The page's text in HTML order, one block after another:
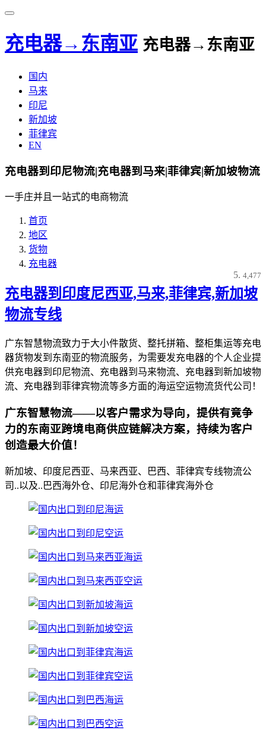
充电器→东南亚 充电器→东南亚
国内
马来
印尼
新加坡
菲律宾
EN
充电器到印尼物流|充电器到马来|菲律宾|新加坡物流
一手庄并且一站式的电商物流
首页
地区
货物
充电器
4,477
充电器到印度尼西亚,马来,菲律宾,新加坡
物流专线
广东智慧物流致力于大小件散货、整托拼箱、整柜集运等充电
器货物发到东南亚的物流服务，为需要发充电器的个人企业提
供充电器到印尼物流、充电器到马来物流、充电器到新加坡物
流、充电器到菲律宾物流等多方面的海运空运物流货代公司！
广东智慧物流——以客户需求为导向，提供有竟争
力的东南亚跨境电商供应链解决方案，持续为客户
创造最大价值！
新加坡、印度尼西亚、马来西亚、巴西、菲律宾专线物流公
司..以及..巴西海外仓、印尼海外仓和菲律宾海外仓